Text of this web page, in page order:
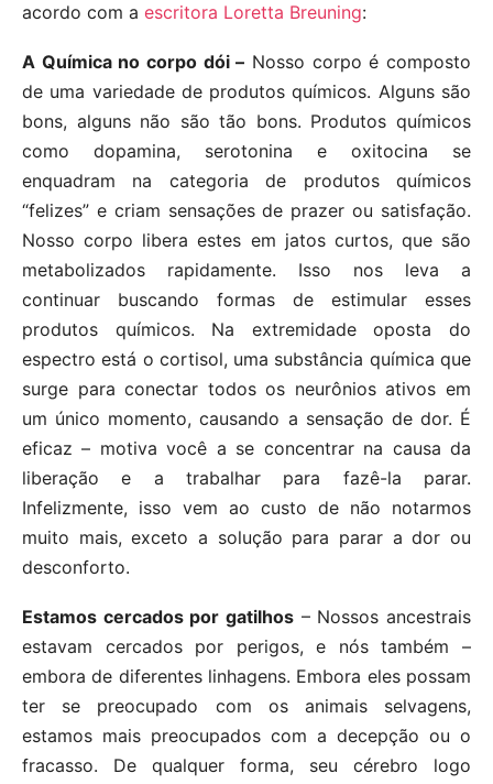
acordo com a escritora Loretta Breuning:
A Química no corpo dói – Nosso corpo é composto
de uma variedade de produtos químicos. Alguns são
bons, alguns não são tão bons. Produtos químicos
como dopamina, serotonina e oxitocina se
enquadram na categoria de produtos químicos
“felizes” e criam sensações de prazer ou satisfação.
Nosso corpo libera estes em jatos curtos, que são
metabolizados rapidamente. Isso nos leva a
continuar buscando formas de estimular esses
produtos químicos. Na extremidade oposta do
espectro está o cortisol, uma substância química que
surge para conectar todos os neurônios ativos em
um único momento, causando a sensação de dor. É
eficaz – motiva você a se concentrar na causa da
liberação e a trabalhar para fazê-la parar.
Infelizmente, isso vem ao custo de não notarmos
muito mais, exceto a solução para parar a dor ou
desconforto.
Estamos cercados por gatilhos – Nossos ancestrais
estavam cercados por perigos, e nós também –
embora de diferentes linhagens. Embora eles possam
ter se preocupado com os animais selvagens,
estamos mais preocupados com a decepção ou o
fracasso. De qualquer forma, seu cérebro logo